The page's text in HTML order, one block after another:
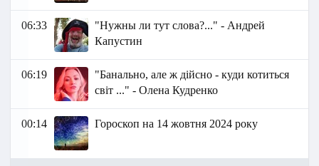
06:33
"Нужны ли тут слова?..." - Андрей
Капустин
06:19
"Банально, але ж дійсно - куди котиться
світ ..." - Олена Кудренко
00:14 Гороскоп на 14 жовтня 2024 року